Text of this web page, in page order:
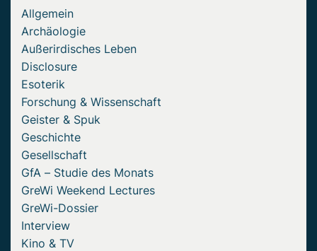
Allgemein
Archäologie
Außerirdisches Leben
Disclosure
Esoterik
Forschung & Wissenschaft
Geister & Spuk
Geschichte
Gesellschaft
GfA – Studie des Monats
GreWi Weekend Lectures
GreWi-Dossier
Interview
Kino & TV